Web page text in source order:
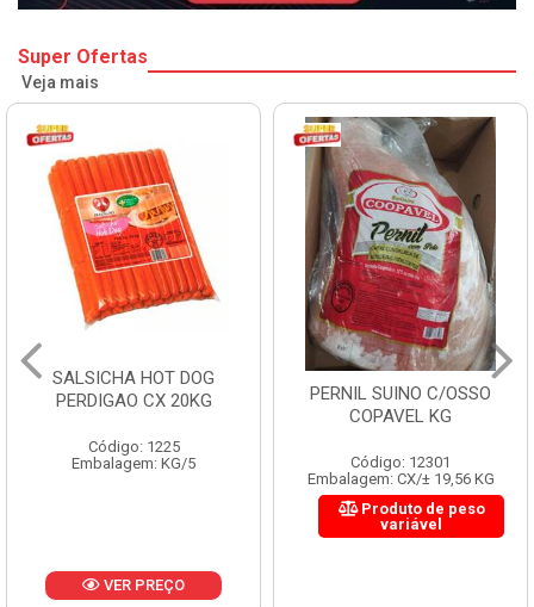
Super Ofertas
Veja mais
SALSICHA HOT DOG
PERDIGAO CX 20KG
Código: 1225
Embalagem: KG/5
VER PREÇO
PERNIL SUINO C/OSSO
COPAVEL KG
Código: 12301
Embalagem: CX/± 19,56 KG
Produto de peso
variável